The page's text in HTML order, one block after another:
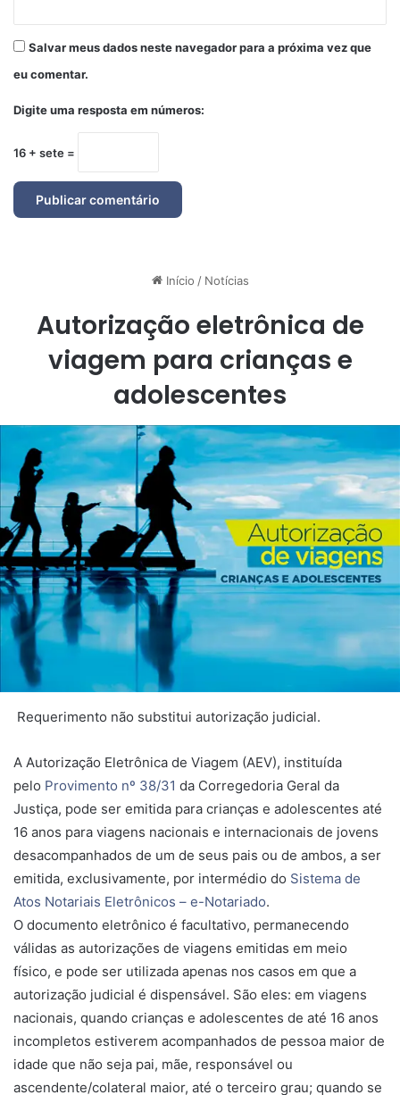
Salvar meus dados neste navegador para a próxima vez que
eu comentar.
Digite uma resposta em números:
16 + sete =